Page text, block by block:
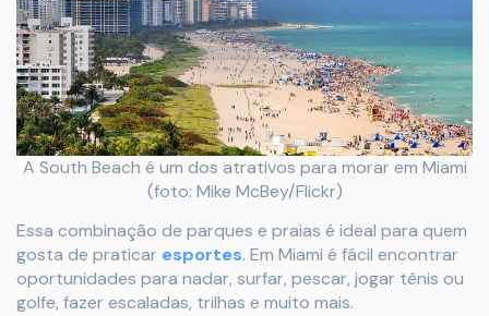
A South Beach é um dos atrativos para morar em Miami
(foto: Mike McBey/Flickr)
Essa combinação de parques e praias é ideal para quem
gosta de praticar esportes. Em Miami é fácil encontrar
oportunidades para nadar, surfar, pescar, jogar tênis ou
golfe, fazer escaladas, trilhas e muito mais.